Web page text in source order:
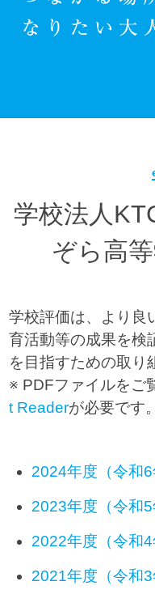
学校法人
ぞら高
学校評価は、より良
育活動等の成果を検
を目指すための取り
※ PDFファイルをご
t Readerが必要です。
2024年度（令和6
2023年度（令和5
2022年度（令和4
2021年度（令和3